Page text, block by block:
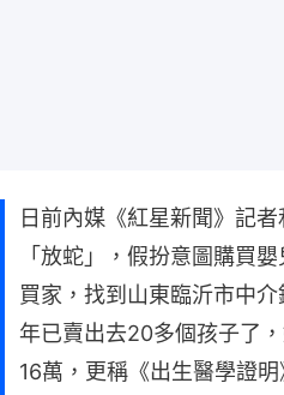
日前內媒《紅星新聞》記
「放蛇」，假扮意圖購買
買家，找到山東臨沂市中
年已賣出去20多個孩子了
16萬，更稱《出生醫學證